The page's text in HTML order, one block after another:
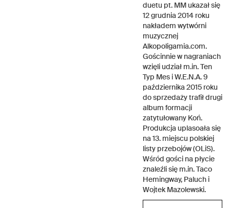
duetu pt. MM ukazał się
12 grudnia 2014 roku
nakładem wytwórni
muzycznej
Alkopoligamia.com.
Gościnnie w nagraniach
wzięli udział m.in. Ten
Typ Mes i W.E.N.A. 9
października 2015 roku
do sprzedaży trafił drugi
album formacji
zatytułowany Koń.
Produkcja uplasoała się
na 13. miejscu polskiej
listy przebojów (OLiS).
Wśród gości na płycie
znaleźli się m.in. Taco
Hemingway, Paluch i
Wojtek Mazolewski.